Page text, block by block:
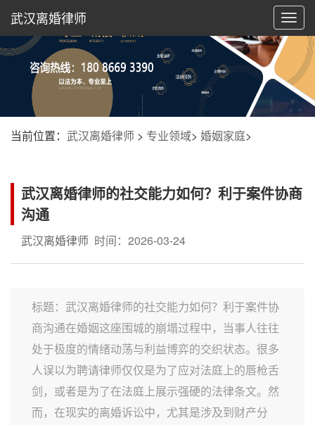
切
换
航
武汉离婚律师
当前位置： 武汉离婚律师 > 专业领域> 婚姻家庭>
武汉离婚律师的社交能力如何？利于案件协商
沟通
武汉离婚律师 时间：2026-03-24
标题：武汉离婚律师的社交能力如何？利于案件协
商沟通在婚姻这座围城的崩塌过程中，当事人往往
处于极度的情绪动荡与利益博弈的交织状态。很多
人误以为聘请律师仅仅是为了应对法庭上的唇枪舌
剑，或者是为了在法庭上展示强硬的法律条文。然
而，在现实的离婚诉讼中，尤其是涉及到财产分